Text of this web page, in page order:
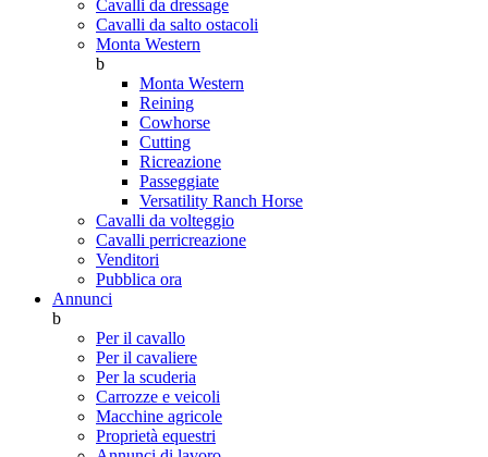
Cavalli da dressage
Cavalli da salto ostacoli
Monta Western
b
Monta Western
Reining
Cowhorse
Cutting
Ricreazione
Passeggiate
Versatility Ranch Horse
Cavalli da volteggio
Cavalli perricreazione
Venditori
Pubblica ora
Annunci
b
Per il cavallo
Per il cavaliere
Per la scuderia
Carrozze e veicoli
Macchine agricole
Proprietà equestri